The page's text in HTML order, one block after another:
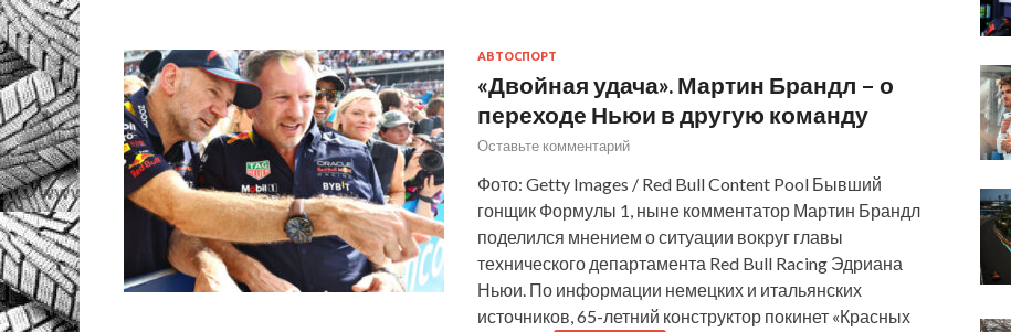
АВТОСПОРТ
«Двойная удача». Мартин Брандл – о
переходе Ньюи в другую команду
Оставьте комментарий
Фото: Getty Images / Red Bull Content Pool Бывший
гонщик Формулы 1, ныне комментатор Мартин Брандл
поделился мнением о ситуации вокруг главы
технического департамента Red Bull Racing Эдриана
Ньюи. По информации немецких и итальянских
источников, 65-летний конструктор покинет «Красных